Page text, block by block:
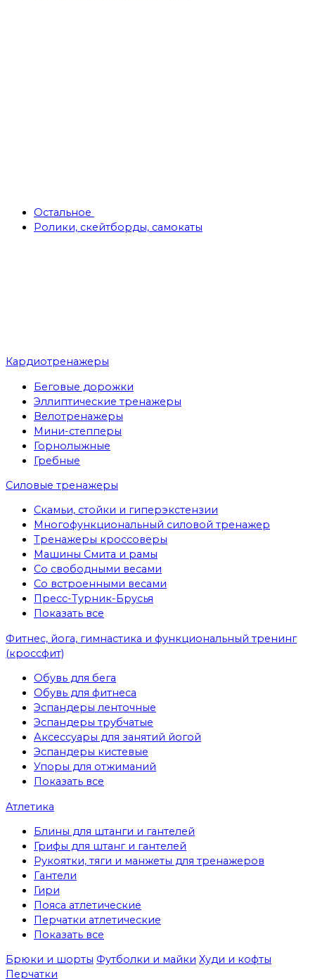
Остальное
Ролики, скейтборды, самокаты
Кардиотренажеры
Беговые дорожки
Эллиптические тренажеры
Велотренажеры
Мини-степперы
Горнолыжные
Гребные
Cиловые тренажеры
Скамьи, стойки и гиперэкстензии
Многофункциональный силовой тренажер
Тренажеры кроссоверы
Машины Смита и рамы
Со свободными весами
Со встроенными весами
Пресс-Турник-Брусья
Показать все
Фитнес, йога, гимнастика и функциональный тренинг
(кроссфит)
Обувь для бега
Обувь для фитнеса
Эспандеры ленточные
Эспандеры трубчатые
Аксессуары для занятий йогой
Эспандеры кистевые
Упоры для отжиманий
Показать все
Атлетика
Блины для штанги и гантелей
Грифы для штанг и гантелей
Рукоятки, тяги и манжеты для тренажеров
Гантели
Гири
Пояса атлетические
Перчатки атлетические
Показать все
Брюки и шорты Футболки и майки Худи и кофты
Перчатки